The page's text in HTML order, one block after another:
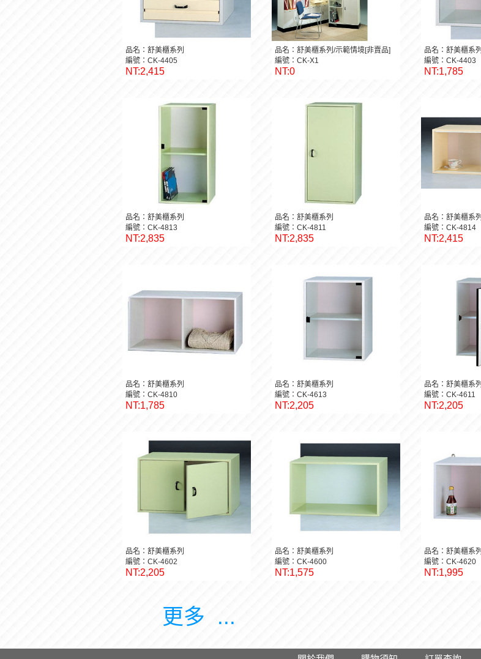
品名：舒美櫃系列
編號：CK-4405
NT:2,415
品名：舒美櫃系列/示範情境[非賣品]
編號：CK-X1
NT:0
品名：舒美櫃系列
編號：CK-4403
NT:1,785
品名：舒美櫃系列
編號：CK-4813
NT:2,835
品名：舒美櫃系列
編號：CK-4811
NT:2,835
品名：舒美櫃系列
編號：CK-4814
NT:2,415
品名：舒美櫃系列
編號：CK-4810
NT:1,785
品名：舒美櫃系列
編號：CK-4613
NT:2,205
品名：舒美櫃系列
編號：CK-4611
NT:2,205
品名：舒美櫃系列
編號：CK-4602
NT:2,205
品名：舒美櫃系列
編號：CK-4600
NT:1,575
品名：舒美櫃系列
編號：CK-4620
NT:1,995
更多 ...